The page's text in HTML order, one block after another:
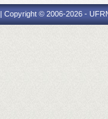
© 2006-2026 -